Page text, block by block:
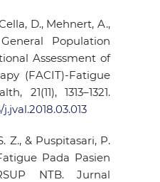
D., Mehnert, A.,
Population
Assessment of
(FACIT)-Fatigue
21(11), 1313–1321.
Z., & Puspitasari, P.
Pada Pasien
NTB. Jurnal